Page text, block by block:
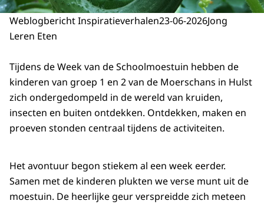
Weblogbericht Inspiratieverhalen23-06-2026Jong
Leren Eten
Tijdens de Week van de Schoolmoestuin hebben de
kinderen van groep 1 en 2 van de Moerschans in Hulst
zich ondergedompeld in de wereld van kruiden,
insecten en buiten ontdekken. Ontdekken, maken en
proeven stonden centraal tijdens de activiteiten.
Het avontuur begon stiekem al een week eerder.
Samen met de kinderen plukten we verse munt uit de
moestuin. De heerlijke geur verspreidde zich meteen